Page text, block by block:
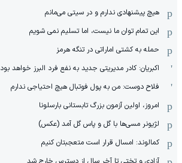
هیچ پیشنهادی ندارم و در سیتی می‌مانم
این تمام توان ما نیست، اما تسلیم نمی شویم
حمله به کشتی اماراتی در تنگه هرمز
اکبریان: کادر مدیریتی جدید به نفع فرد البرز خواهد بود
فلاح دوست: من به پول فوتبال هیچ احتیاجی ندارم
امروز، اولین آزمون بزرگ تابستانی بارسلونا
لژیونر مسی‌ها با گل و پاس گل آمد (عکس)
کمالوند: امسال قرار است متعجبتان کنیم